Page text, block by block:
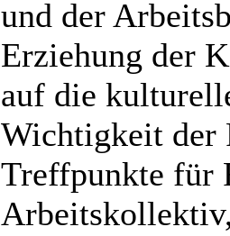
und der
Erziehung der
auf die
Wichtigkeit der
Treffpunkte für